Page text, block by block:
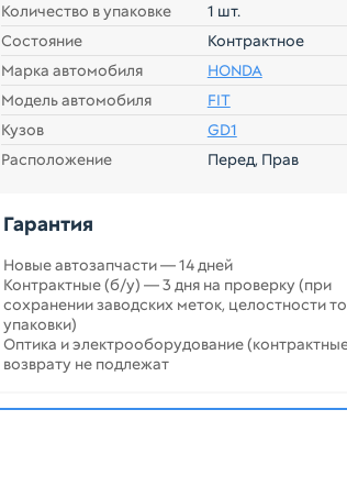
Количество в упаковке
1 шт.
Состояние
Контрактное
Марка автомобиля
HONDA
Модель автомобиля
FIT
Кузов
GD1
Расположение
Перед, Прав
Гарантия
Новые автозапчасти — 14 дней
Контрактные (б/у) — 3 дня на проверку (при
сохранении заводских меток, целостности
упаковки)
Оптика и электрооборудование
возврату не подлежат